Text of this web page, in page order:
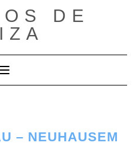
DE
Cambiar modo de navegación
– NEUHAUSEM